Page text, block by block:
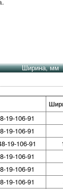
Ширина, мм
19-106-91
19-106-91
19-106-91
19-106-91
19-106-91
19-106-91